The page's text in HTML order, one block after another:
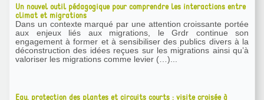
Un nouvel outil pédagogique pour comprendre les interactions entre
climat et migrations
Dans un contexte marqué par une attention croissante portée
aux enjeux liés aux migrations, le Grdr continue son
engagement à former et à sensibiliser des publics divers à la
déconstruction des idées reçues sur les migrations ainsi qu’à
valoriser les migrations comme levier (…)...
Eau, protection des plantes et circuits courts : visite croisée à